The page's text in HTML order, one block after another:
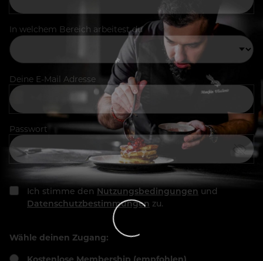
In welchem Bereich arbeitest du
Deine E-Mail Adresse
Passwort
Ich stimme den Nutzungsbedingungen und
Datenschutzbestimmungen zu.
Wähle deinen Zugang: